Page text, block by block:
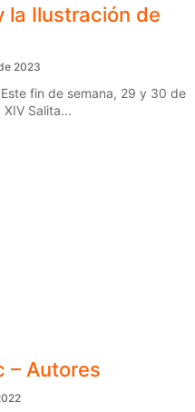
la Ilustración de
2023
fin de semana, 29 y 30 de
Salita...
– Autores